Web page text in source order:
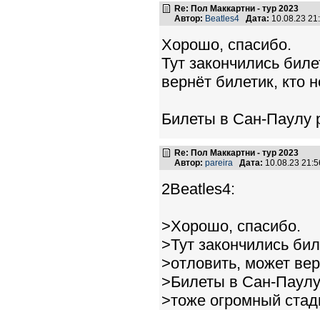
Re: Пол Маккартни - тур 2023
Автор: Beatles4 Дата: 10.08.23
Хорошо, спасибо.
Тут закончились
вернёт билетик, кто
Билеты в Сан-Паулу
Re: Пол Маккартни - тур 2023
Автор: pareira Дата: 10.08.23
2Beatles4:
>Хорошо, спасибо.
>Тут закончились
>отловить, может
>Билеты в Сан-
>тоже огромный